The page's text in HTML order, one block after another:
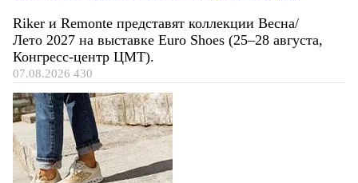
Riker и Remonte представят коллекции Весна/
Лето 2027 на выставке Euro Shoes (25–28 августа,
Конгресс‑центр ЦМТ).
07.08.2026 430